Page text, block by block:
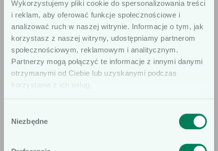
Wykorzystujemy pliki cookie do spersonalizowania treści
i reklam, aby oferować funkcje społecznościowe i
analizować ruch w naszej witrynie. Informacje o tym, jak
korzystasz z naszej witryny, udostępniamy partnerom
społecznościowym, reklamowym i analitycznym.
Partnerzy mogą połączyć te informacje z innymi danymi
otrzymanymi od Ciebie lub uzyskanymi podczas
korzystania z ich usług.
zgody
Niezbędne
Producent:
Jeśli masz jakiekolwiek pytania do
Szanowni użytkownicy
Informujemy, że prezentowane artykuły
profesjonalnie związanych z dziedziną
szczególności, kierujemy ofertę do